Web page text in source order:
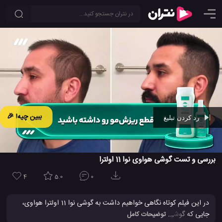
ببین چیه! 🎉 رد کردن تبلیغ
Ad -00:41
بررسی و تست گوشی هواوی نوا 11 اولترا
4 5.0 0
در این فیلم کوتاه نگاهی خواهیم داشت به گوشی نوا 11 اولترا هواوی،
جایی که گوشی را مورد تست عملی هرچند کوتاه قرار خواهد گرفت. نکته
... توضیحات کامل